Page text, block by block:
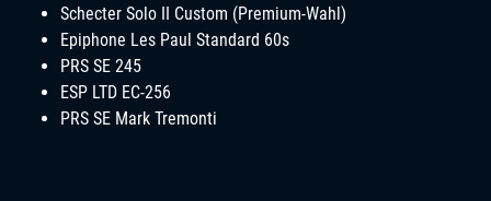
Schecter Solo II Custom (Premium-Wahl)
Epiphone Les Paul Standard 60s
PRS SE 245
ESP LTD EC-256
PRS SE Mark Tremonti